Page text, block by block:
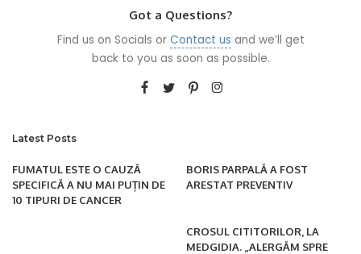
Got a Questions?
Find us on Socials or Contact us and we’ll get
back to you as soon as possible.
Latest Posts
FUMATUL ESTE O CAUZĂ
SPECIFICĂ A NU MAI PUȚIN DE
10 TIPURI DE CANCER
BORIS PARPALĂ A FOST
ARESTAT PREVENTIV
CROSUL CITITORILOR, LA
MEDGIDIA. „ALERGĂM SPRE